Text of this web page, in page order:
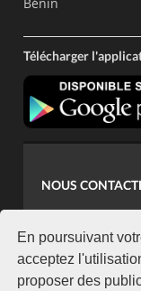
En poursuivant
acceptez
proposer des
Télécharger
NOUS
+225 07 08